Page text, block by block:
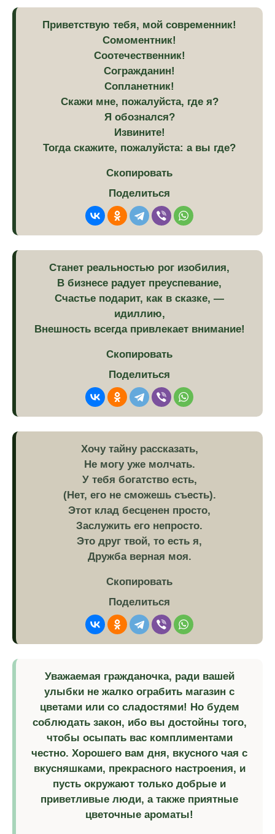
Приветствую тебя, мой современник!
Сомоментник!
Соотечественник!
Согражданин!
Сопланетник!
Скажи мне, пожалуйста, где я?
Я обознался?
Извините!
Тогда скажите, пожалуйста: а вы где?
Скопировать
Поделиться
Станет реальностью рог изобилия,
В бизнесе радует преуспевание,
Счастье подарит, как в сказке, —
идиллию,
Внешность всегда привлекает внимание!
Скопировать
Поделиться
Хочу тайну рассказать,
Не могу уже молчать.
У тебя богатство есть,
(Нет, его не сможешь съесть).
Этот клад бесценен просто,
Заслужить его непросто.
Это друг твой, то есть я,
Дружба верная моя.
Скопировать
Поделиться
Уважаемая гражданочка, ради вашей
улыбки не жалко ограбить магазин с
цветами или со сладостями! Но будем
соблюдать закон, ибо вы достойны того,
чтобы осыпать вас комплиментами
честно. Хорошего вам дня, вкусного чая с
вкусняшками, прекрасного настроения, и
пусть окружают только добрые и
приветливые люди, а также приятные
цветочные ароматы!